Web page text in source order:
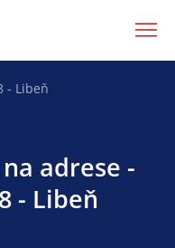
- Libeň
adrese -
- Libeň